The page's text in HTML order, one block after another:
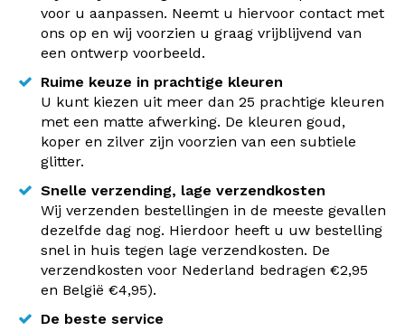
voor u aanpassen. Neemt u hiervoor contact met
ons op en wij voorzien u graag vrijblijvend van
een ontwerp voorbeeld.
Ruime keuze in prachtige kleuren
U kunt kiezen uit meer dan 25 prachtige kleuren
met een matte afwerking. De kleuren goud,
koper en zilver zijn voorzien van een subtiele
glitter.
Snelle verzending, lage verzendkosten
Wij verzenden bestellingen in de meeste gevallen
dezelfde dag nog. Hierdoor heeft u uw bestelling
snel in huis tegen lage verzendkosten. De
verzendkosten voor Nederland bedragen €2,95
en België €4,95).
De beste service